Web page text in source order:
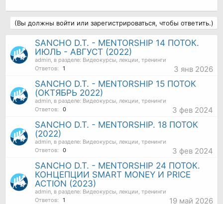
(Вы должны войти или зарегистрироваться, чтобы ответить.)
SANCHO D.T. - MENTORSHIP 14 ПОТОК.
ИЮЛЬ - АВГУСТ (2022)
admin , в разделе: Видеокурсы, лекции, тренинги
Ответов:
1 3 янв 2026
SANCHO D.T. - MENTORSHIP 15 ПОТОК
(ОКТЯБРЬ 2022)
admin , в разделе: Видеокурсы, лекции, тренинги
Ответов:
0 3 фев 2024
SANCHO D.T. - MENTORSHIP. 18 ПОТОК
(2022)
admin , в разделе: Видеокурсы, лекции, тренинги
Ответов:
0 3 фев 2024
SANCHO D.T. - MENTORSHIP 24 ПОТОК.
КОНЦЕПЦИИ SMART MONEY И PRICE
ACTION (2023)
admin , в разделе: Видеокурсы, лекции, тренинги
Ответов:
1 19 май 2026